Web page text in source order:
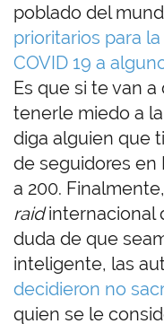
poblado del
prioritarios para
COVID 19 a
Es que si te van
tenerle miedo a
diga alguien que
de seguidores en
a 200.
raidinternacional
duda de que
inteligente, las
decidieron no
quien se le